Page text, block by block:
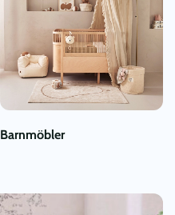
Barnmöbler